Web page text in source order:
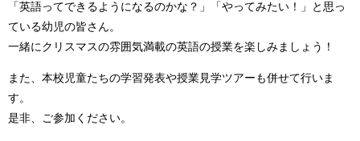
「英語ってできるようになるのかな？」「やってみたい！」と思っ
ている幼児の皆さん。
一緒にクリスマスの雰囲気満載の英語の授業を楽しみましょう！
また、本校児童たちの学習発表や授業見学ツアーも併せて行いま
す。
是非、ご参加ください。